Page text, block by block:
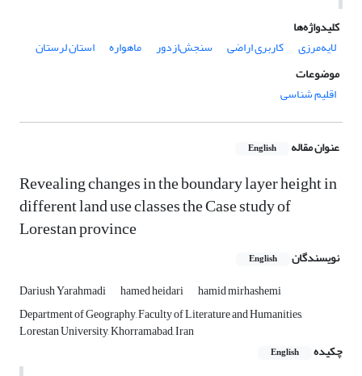
کلیدواژه‌ها
لایه‌مرزی
کاربری اراضی سنجش‌ازدور ماهواره
استان لرستان
موضوعات
اقلیم شناسی
عنوان مقاله English
Revealing changes in the boundary layer height in
different land use classes the Case study of
Lorestan province
نویسندگان English
Dariush Yarahmadi hamed heidari
hamid mirhashemi
Department of Geography, Faculty of Literature and Humanities,
Lorestan University, Khorramabad, Iran
چکیده
English